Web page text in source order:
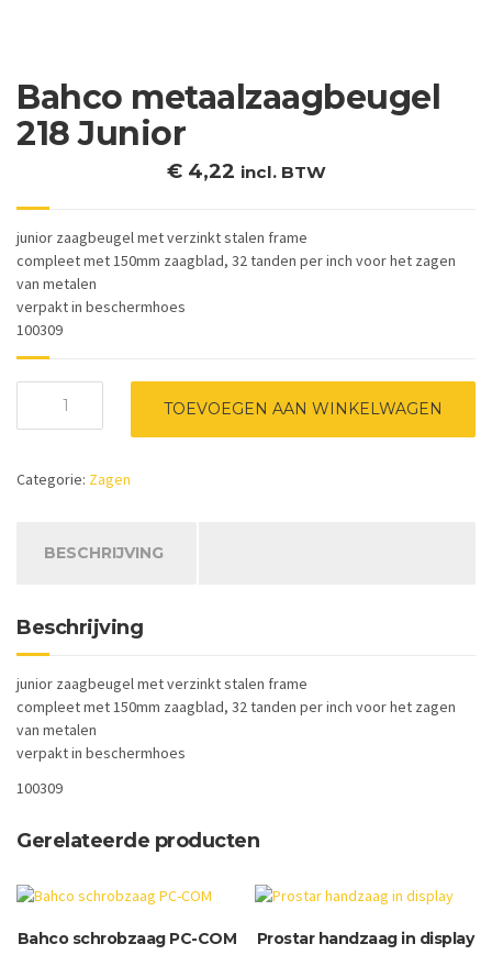
Bahco metaalzaagbeugel
218 Junior
€4,22 incl. BTW
junior zaagbeugel met verzinkt stalen frame
compleet met 150mm zaagblad, 32 tanden per inch voor het zagen
van metalen
verpakt in beschermhoes
100309
metaalzaagbeugel
aantal
TOEVOEGEN AAN WINKELWAGEN
Categorie: Zagen
BESCHRIJVING
Beschrijving
junior zaagbeugel met verzinkt stalen frame
compleet met 150mm zaagblad, 32 tanden per inch voor het zagen
van metalen
verpakt in beschermhoes
100309
Gerelateerde producten
Bahco schrobzaag PC-COM Prostar handzaag in display